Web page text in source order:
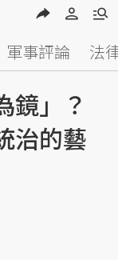
軍事評論 法
鏡」？
治的藝